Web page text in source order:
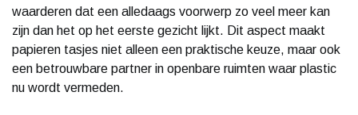
waarderen dat een alledaags voorwerp zo veel meer kan
zijn dan het op het eerste gezicht lijkt. Dit aspect maakt
papieren tasjes niet alleen een praktische keuze, maar ook
een betrouwbare partner in openbare ruimten waar plastic
nu wordt vermeden.